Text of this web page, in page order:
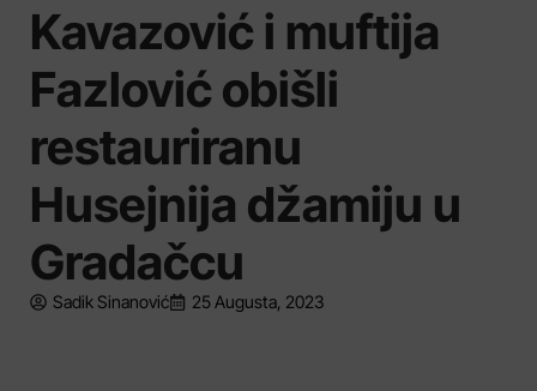
Kavazović i muftija
Fazlović obišli
restauriranu
Husejnija džamiju u
Gradačcu
Sadik Sinanović 25 Augusta, 2023